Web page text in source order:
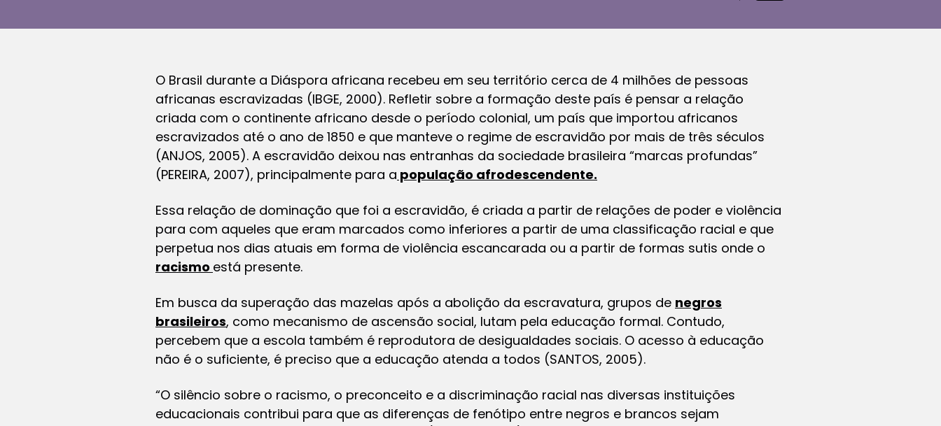
O Brasil durante a Diáspora africana recebeu em seu território cerca de 4 milhões de pessoas
africanas escravizadas (IBGE, 2000). Refletir sobre a formação deste país é pensar a relação
criada com o continente africano desde o período colonial, um país que importou africanos
escravizados até o ano de 1850 e que manteve o regime de escravidão por mais de três séculos
(ANJOS, 2005). A escravidão deixou nas entranhas da sociedade brasileira “marcas profundas”
(PEREIRA, 2007), principalmente para a população afrodescendente.
Essa relação de dominação que foi a escravidão, é criada a partir de relações de poder e violência
para com aqueles que eram marcados como inferiores a partir de uma classificação racial e que
perpetua nos dias atuais em forma de violência escancarada ou a partir de formas sutis onde o
racismo está presente.
Em busca da superação das mazelas após a abolição da escravatura, grupos de negros
brasileiros, como mecanismo de ascensão social, lutam pela educação formal. Contudo,
percebem que a escola também é reprodutora de desigualdades sociais. O acesso à educação
não é o suficiente, é preciso que a educação atenda a todos (SANTOS, 2005).
“O silêncio sobre o racismo, o preconceito e a discriminação racial nas diversas instituições
educacionais contribui para que as diferenças de fenótipo entre negros e brancos sejam